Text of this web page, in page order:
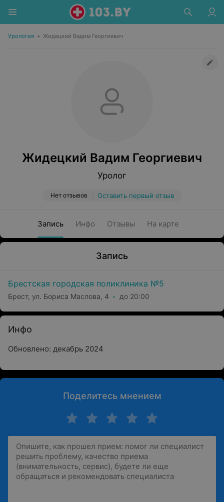
Урология • Жидецкий Вадим Георгиевич
Жидецкий Вадим Георгиевич
Уролог
Нет отзывов Оставить первый отзыв
Запись Инфо Отзывы На карте
Запись
Брестская городская поликлиника №5
Брест, ул. Бориса Маслова, 4 до 20:00
Инфо
Обновлено: декабрь 2024
Поделитесь мнением